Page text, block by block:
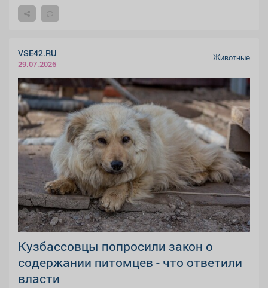
VSE42.RU
29.07.2026
Животные
Кузбассовцы попросили закон о
содержании питомцев - что ответили
власти